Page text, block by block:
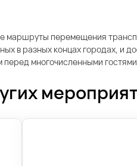
перемещения
в разных концах городах, и
перед многочисленными